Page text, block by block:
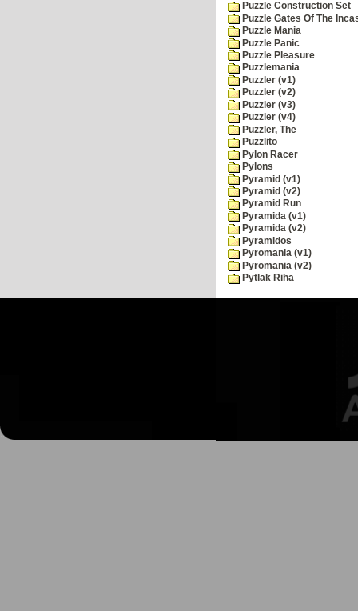
Puzzle Construction Set
Puzzle Gates Of The
Puzzle Mania
Puzzle Panic
Puzzle Pleasure
Puzzlemania
Puzzler (v1)
Puzzler (v2)
Puzzler (v3)
Puzzler (v4)
Puzzler, The
Puzzlito
Pylon Racer
Pylons
Pyramid (v1)
Pyramid (v2)
Pyramid Run
Pyramida (v1)
Pyramida (v2)
Pyramidos
Pyromania (v1)
Pyromania (v2)
Pytlak Riha